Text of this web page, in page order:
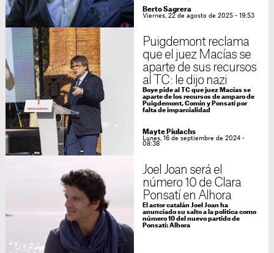
Berto Sagrera
Viernes, 22 de agosto de 2025 - 19:53
Puigdemont reclama
que el juez Macías se
aparte de sus recursos
al TC: le dijo nazi
Boye pide al TC que juez Macías se
aparte de los recursos de amparo de
Puigdemont, Comín y Ponsatí por
falta de imparcialidad
Mayte Piulachs
Lunes, 16 de septiembre de 2024 -
08:38
Joel Joan será el
número 10 de Clara
Ponsatí en Alhora
El actor catalán Joel Joan ha
anunciado su salto a la política como
número 10 del nuevo partido de
Ponsatí: Alhora